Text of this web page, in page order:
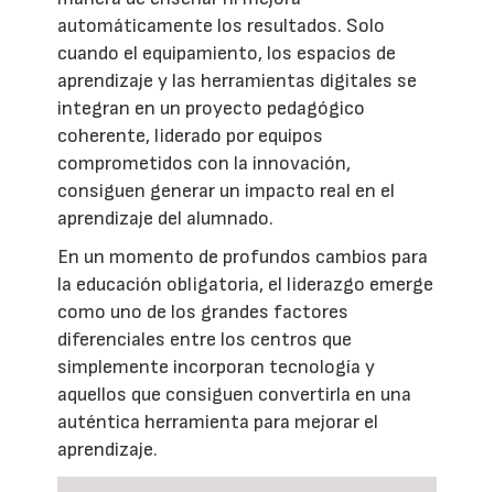
automáticamente los resultados. Solo
cuando el equipamiento, los espacios de
aprendizaje y las herramientas digitales se
integran en un proyecto pedagógico
coherente, liderado por equipos
comprometidos con la innovación,
consiguen generar un impacto real en el
aprendizaje del alumnado.
En un momento de profundos cambios para
la educación obligatoria, el liderazgo emerge
como uno de los grandes factores
diferenciales entre los centros que
simplemente incorporan tecnología y
aquellos que consiguen convertirla en una
auténtica herramienta para mejorar el
aprendizaje.